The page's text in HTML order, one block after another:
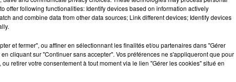
2.
offer following functionalities: Identify devices based on information actively
and combine data from other data sources; Link different devices; Identify devices
et fermer", ou affiner en sélectionnant les finalités et/ou partenaires dans "Gérer
cliquant sur "Continuer sans accepter". Vos préférences ne s'appliqueront que pour
retirer votre consentement à tout moment via le lien "Gérer les cookies" situé en